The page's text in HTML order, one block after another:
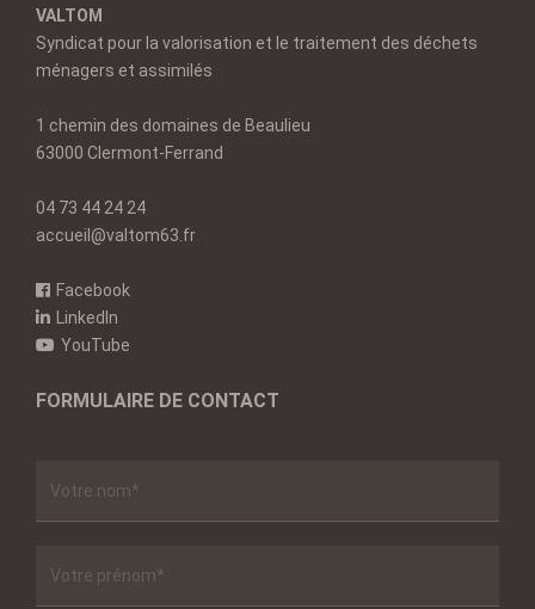
VALTOM
Syndicat pour la valorisation et le traitement des déchets
ménagers et assimilés
1 chemin des domaines de Beaulieu
63000 Clermont-Ferrand
04 73 44 24 24
accueil@valtom63.fr
Facebook
LinkedIn
YouTube
FORMULAIRE DE CONTACT